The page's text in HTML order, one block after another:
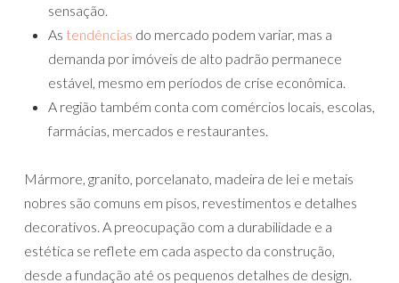
sensação.
As tendências do mercado podem variar, mas a
demanda por imóveis de alto padrão permanece
estável, mesmo em períodos de crise econômica.
A região também conta com comércios locais, escolas,
farmácias, mercados e restaurantes.
Mármore, granito, porcelanato, madeira de lei e metais
nobres são comuns em pisos, revestimentos e detalhes
decorativos. A preocupação com a durabilidade e a
estética se reflete em cada aspecto da construção,
desde a fundação até os pequenos detalhes de design.